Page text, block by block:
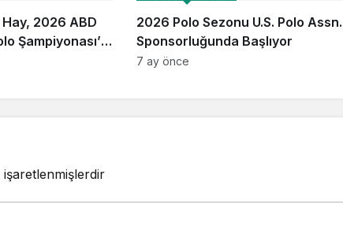
2026 ABD
Şampiyonası’nı
2026 Polo Sezonu U.S. Polo Assn.
Sponsorluğunda Başlıyor
7 ay önce
işaretlenmişlerdir